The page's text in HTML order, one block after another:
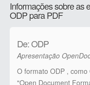
Informações sobre as
ODP para PDF
De: ODP
Apresentação
O formato ODP ,
"Open Document